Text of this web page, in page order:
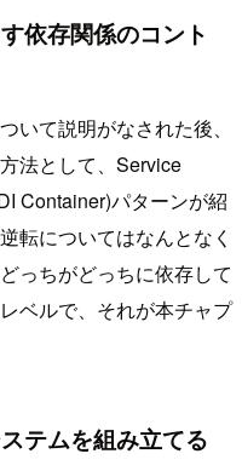
依存関係のコント
いて説明がなされた後、
法として、Service
Container)パターンが紹
転についてはなんとなく
っちがどっちに依存して
ベルで、それが本チャプ
テムを組み立てる